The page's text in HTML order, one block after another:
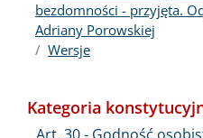
bezdomności - przyjęta.
Adriany Porowskiej
Wersje
Kategoria